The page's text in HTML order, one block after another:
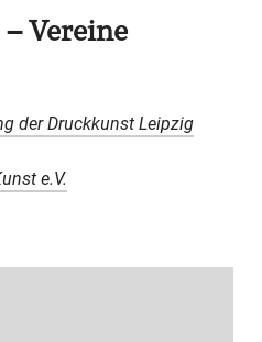
Vereine
der Druckkunst Leipzig
e.V.